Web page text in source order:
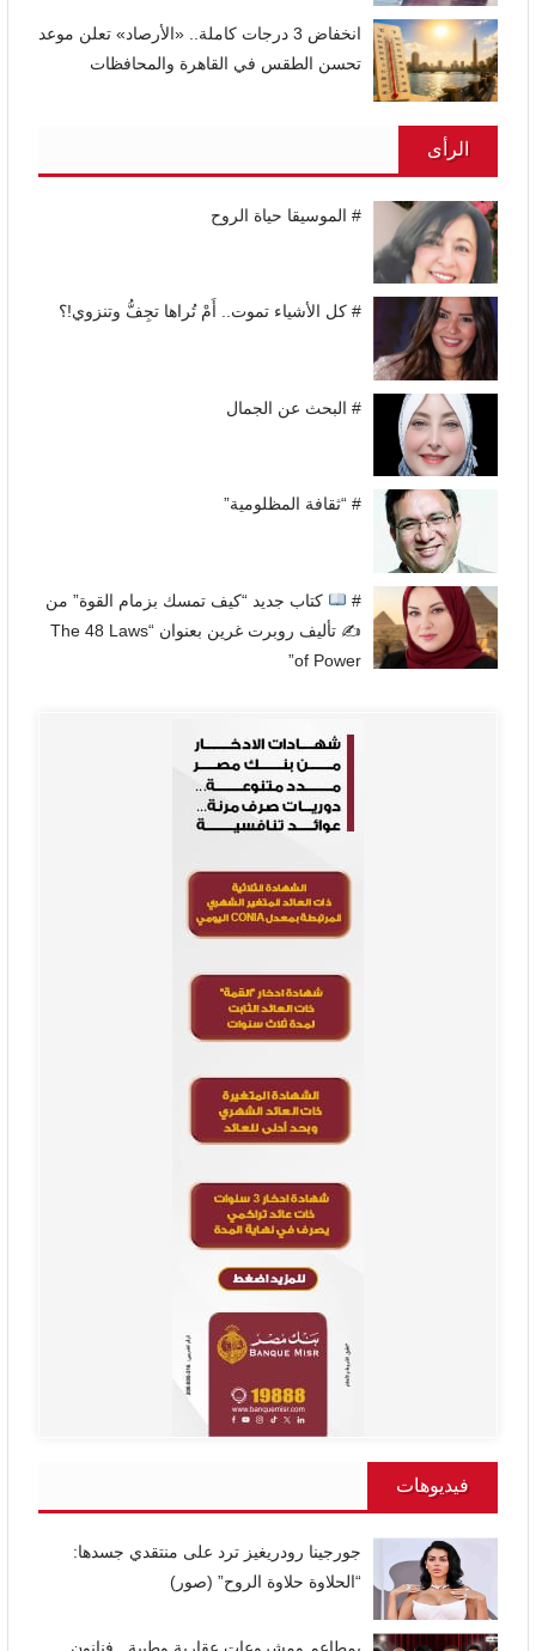
انخفاض 3 درجات كاملة.. «الأرصاد» تعلن موعد
تحسن الطقس في القاهرة والمحافظات
الرأى
# الموسيقا حياة الروح
# كل الأشياء تموت.. أَمْ تُراها تجِفُّ وتنزوي!؟
# البحث عن الجمال
# “ثقافة المظلومية”
#
كتاب جديد “كيف تمسك بزمام القوة” من
✍
تأليف روبرت غرين بعنوان “The 48 Laws
of Power”
فيديوهات
جورجينا رودريغيز ترد على منتقدي جسدها:
“الحلاوة حلاوة الروح” (صور)